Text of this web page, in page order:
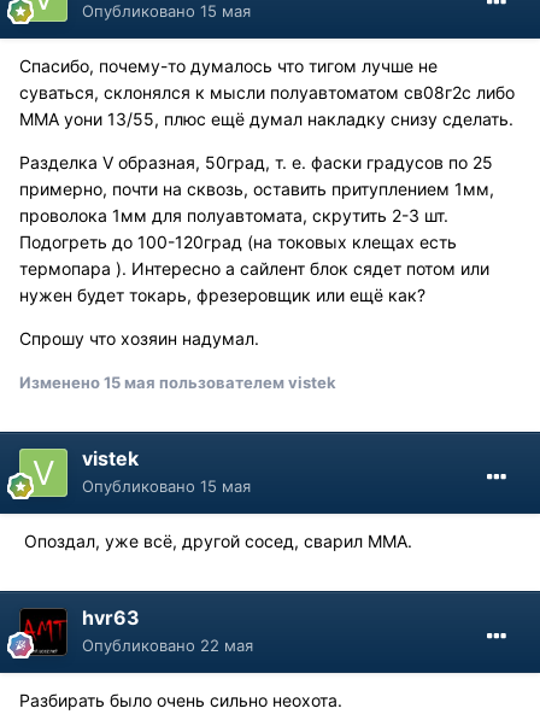
Опубликовано 15 мая
Спасибо, почему-то думалось что тигом лучше не
суваться, склонялся к мысли полуавтоматом св08г2с либо
ММА уони 13/55, плюс ещё думал накладку снизу сделать.
Разделка V образная, 50град, т. е. фаски градусов по 25
примерно, почти на сквозь, оставить притуплением 1мм,
проволока 1мм для полуавтомата, скрутить 2-3 шт.
Подогреть до 100-120град (на токовых клещах есть
термопара ). Интересно а сайлент блок сядет потом или
нужен будет токарь, фрезеровщик или ещё как?
Спрошу что хозяин надумал.
Изменено15 мая пользователем vistek
vistek
Опубликовано 15 мая
Опоздал, уже всё, другой сосед, сварил ММА.
hvr63
Опубликовано 22 мая
Разбирать было очень сильно неохота.